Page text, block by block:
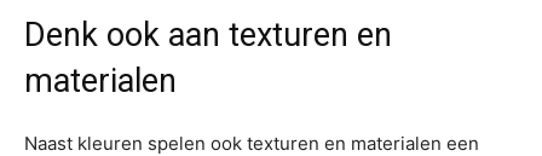
Denk ook aan texturen en
materialen
Naast kleuren spelen ook texturen en materialen een